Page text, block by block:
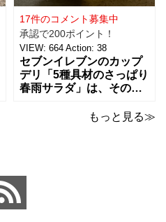
ど、私はキューピー派。
ただここ最近は健
17件のコメント募集中
承認で200ポイント！
VIEW: 664 Action: 38
セブンイレブンのカップ
デリ「5種具材のさっぱり
春雨サラダ」は、その名
わいで、食欲がないとき
した食感と、具材
もっと見る≫